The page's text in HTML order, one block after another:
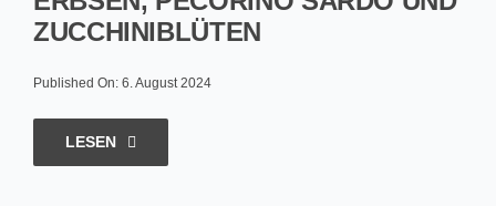
ZUCCHINIBLÜTEN
Published On: 6. August 2024
LESEN